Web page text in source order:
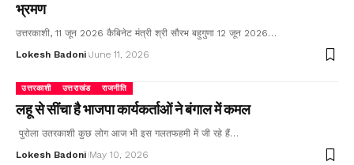
भ्रमण
उत्तरकाशी, 11 जून 2026 कैबिनेट मंत्री श्री सौरभ बहुगुणा 12 जून 2026…
Lokesh Badoni June 11, 2026
उत्तरकाशी उत्तराखंड राजनीति
लहू से सींचा है भाजपा कार्यकर्ताओं ने बंगाल में कमल
पुरोला उतरकाशी कुछ लोग आज भी इस गलतफहमी में जी रहे हैं…
Lokesh Badoni May 10, 2026